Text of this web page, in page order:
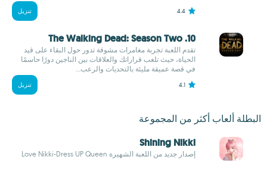
4.4 تنزيل
10. The Walking Dead: Season Two
تقدم اللعبة تجربة مغامرات مشوقة تدور حول البقاء على قيد
الحياة، حيث تلعب قراراتك والعلاقات بين الناجين دورًا حاسمًا
في قصة عميقة مليئة بالتحديات والرعب...
4.1 تنزيل
البطلة ألعاب أكثر من المجموعة
Shining Nikki
إصدار جديد من اللعبة الشهيرة Love Nikki-Dress UP Queen